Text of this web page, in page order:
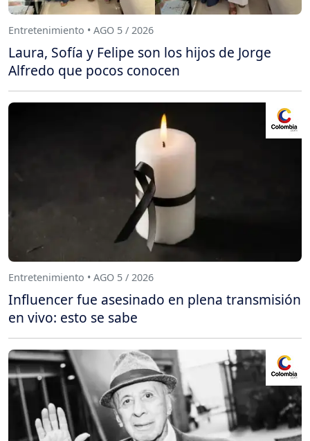
Entretenimiento • AGO 5 / 2026
Laura, Sofía y Felipe son los hijos de Jorge
Alfredo que pocos conocen
Entretenimiento • AGO 5 / 2026
Influencer fue asesinado en plena transmisión
en vivo: esto se sabe